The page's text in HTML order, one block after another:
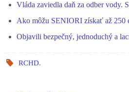
Vláda zaviedla daň za odber vody.
Ako môžu SENIORI získať až 250
Objavili bezpečný, jednoduchý a
RCHD.